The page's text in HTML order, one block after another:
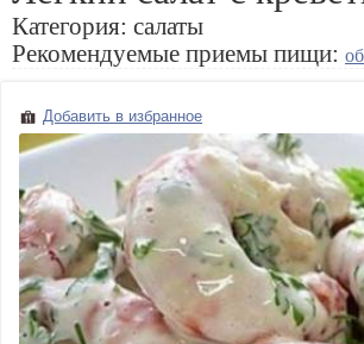
Категория: салаты
Рекомендуемые приемы пищи:
Добавить в избранное